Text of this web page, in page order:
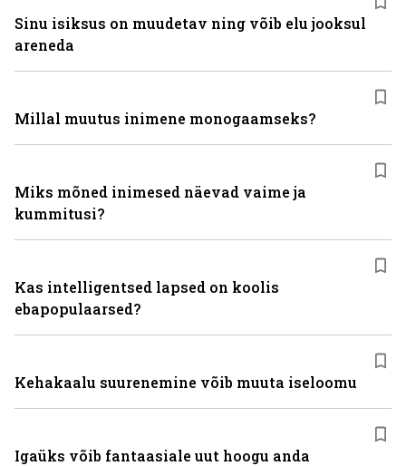
Sinu isiksus on muudetav ning võib elu jooksul
areneda
Millal muutus inimene monogaamseks?
Miks mõned inimesed näevad vaime ja
kummitusi?
Kas intelligentsed lapsed on koolis
ebapopulaarsed?
Kehakaalu suurenemine võib muuta iseloomu
Igaüks võib fantaasiale uut hoogu anda